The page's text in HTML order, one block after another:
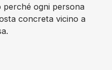
perché ogni persona
concreta vicino a